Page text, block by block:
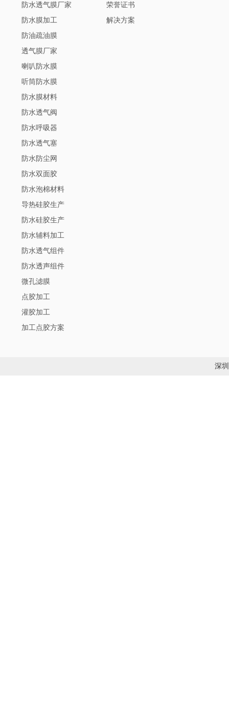
防水透气膜厂家
防水膜加工
防油疏油膜
透气膜厂家
喇叭防水膜
听筒防水膜
防水膜材料
防水透气阀
防水呼吸器
防水透气塞
防水防尘网
防水双面胶
防水泡棉材料
导热硅胶生产
防水硅胶生产
防水辅料加工
防水透气组件
防水透声组件
微孔滤膜
点胶加工
灌胶加工
加工点胶方案
荣誉证书
解决方案
深